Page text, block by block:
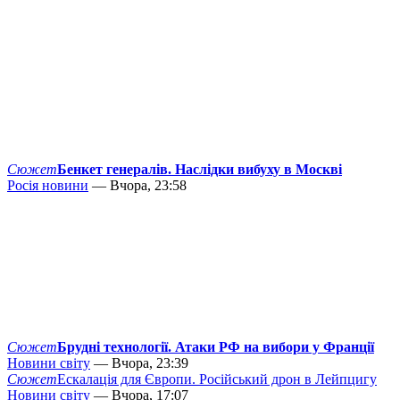
СюжетБенкет генералів. Наслідки вибуху в Москві
Росія новини — Вчора, 23:58
СюжетБрудні технології. Атаки РФ на вибори у Франції
Новини світу — Вчора, 23:39
СюжетЕскалація для Європи. Російський дрон в Лейпцигу
Новини світу — Вчора, 17:07